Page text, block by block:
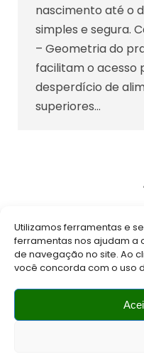
Utilizamos ferramentas e
ferramentas nos ajudam a
de navegação no site. Ao
você concorda com o uso
nascimento até o
simples e segura.
– Geometria do
facilitam o acesso
desperdício de
superiores…
2022 Multitec